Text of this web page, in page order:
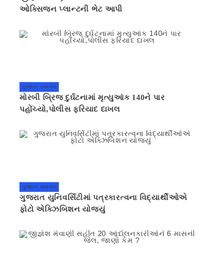
ઓક્સિજન પ્લાન્ટની ભેટ આપી
ગુજરાત સમાચાર
મોરબી બ્રિજ દુર્ઘટનામાં મૃત્યુઆંક 140ને પાર
પહોંચ્યો,પોલીસ ફરિયાદ દાખલ
ગુજરાત સમાચાર
ગુજરાત યુનિવર્સિટીમાં પત્રકારત્વના વિદ્યાર્થીઓએ
ફોટો એક્ઝિબિશન યોજ્યું